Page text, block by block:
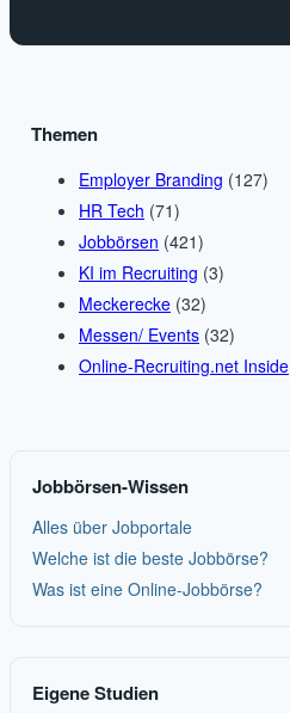
Themen
Employer Branding (127)
HR Tech (71)
Jobbörsen (421)
KI im Recruiting (3)
Meckerecke (32)
Messen/ Events (32)
Online-Recruiting.net Inside
Jobbörsen-Wissen
Alles über Jobportale
Welche ist die beste Jobbörse?
Was ist eine Online-Jobbörse?
Eigene Studien